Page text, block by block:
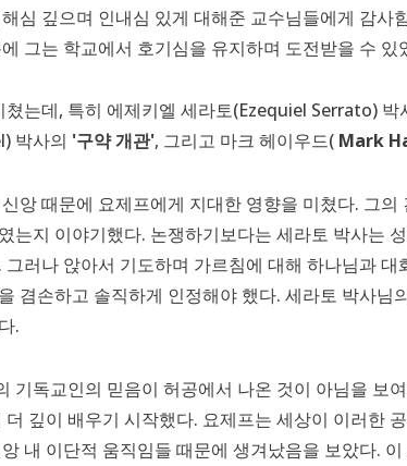
심 깊으며 인내심 있게 대해준 교수님들에게 감
그는 학교에서 호기심을 유지하며 도전받을 수 있
는데, 특히 에제키엘 세라토(Ezequiel Serrato) 박
박사의 '구약 개관', 그리고 마크 헤이우드( Mark
앙 때문에 요제프에게 지대한 영향을 미쳤다. 그
는지 이야기했다. 논쟁하기보다는 세라토 박사는
러나 앉아서 기도하며 가르침에 대해 하나님과
겸손하고 솔직하게 인정해야 했다. 세라토 박사님
.
기독교인의 믿음이 허공에서 나온 것이 아님을 보
깊이 배우기 시작했다. 요제프는 세상이 이러한
내 이단적 움직임들 때문에 생겨났음을 보았다.